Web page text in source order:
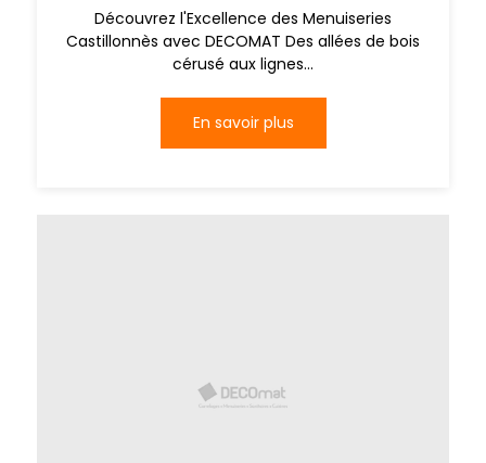
Découvrez l'Excellence des Menuiseries
Castillonnès avec DECOMAT Des allées de bois
cérusé aux lignes...
En savoir plus